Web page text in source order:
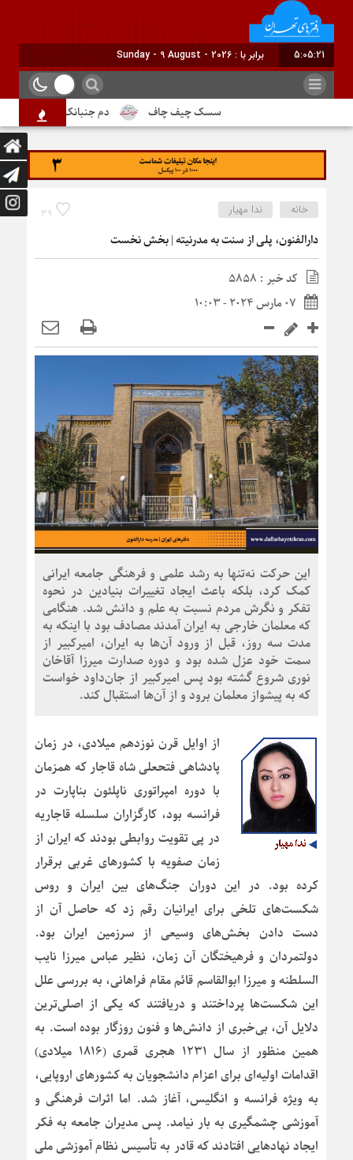
5:05:22 برابر با : Sunday - 9 August - 2026
سسک چیف چاف دم جنبانک ابلق
39 خانه
ندا مهیار
دارالفنون، پلی از سنت به مدرنیته | بخش نخست
کد خبر : 5858
07 مارس 2024 - 10:03
این حرکت نه‌تنها به رشد علمی و فرهنگی جامعه ایرانی
کمک کرد، بلکه باعث ایجاد تغییرات بنیادین در نحوه
تفکر و نگرش مردم نسبت به علم و دانش شد. هنگامی
که معلمان خارجی به ایران آمدند مصادف بود با اینکه به
مدت سه روز، قبل از ورود آن‌ها به ایران، امیرکبیر از
سمت خود عزل شده بود و دوره صدارت میرزا آقاخان
نوری شروع گشته بود پس امیرکبیر از جان‌داود خواست
که به پیشواز معلمان برود و از آن‌ها استقبال کند.
از اوایل قرن نوزدهم میلادی، در زمان
پادشاهی فتحعلی شاه قاجار که همزمان
با دوره امپراتوری ناپلئون بناپارت در
فرانسه بود، کارگزاران سلسله قاجاریه
در پی تقویت روابطی بودند که ایران از
زمان صفویه با کشورهای غربی برقرار
کرده بود. در این دوران جنگ‌های بین ایران و روس
شکست‌های تلخی برای ایرانیان رقم زد که حاصل آن از
دست دادن بخش‌های وسیعی از سرزمین ایران بود.
دولتمردان و فرهیختگان آن زمان، نظیر عباس میرزا نایب
السلطنه و میرزا ابوالقاسم قائم مقام فراهانی، به بررسی علل
این شکست‌ها پرداختند و دریافتند که یکی از اصلی‌ترین
دلایل آن، بی‌خبری از دانش‌ها و فنون روزگار بوده است. به
همین منظور از سال ۱۲۳۱ هجری قمری (۱۸۱۶ میلادی)
اقدامات اولیه‌ای برای اعزام دانشجویان به کشورهای اروپایی،
به ویژه فرانسه و انگلیس، آغاز شد. اما اثرات فرهنگی و
آموزشی چشمگیری به بار نیامد. پس مدیران جامعه به فکر
ایجاد نهادهایی افتادند که قادر به تأسیس نظام آموزشی ملی